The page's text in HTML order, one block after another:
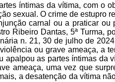
íntimas da vítima, com o
sexual. O crime de estupro
carnal ou a praticar ou
Ribeiro Dantas, 5ª Turma,
n. 21, 30 de julho de
ou grave ameaça, a
apalpou as partes íntimas da
ameaça, uma vez que
a desatenção da vítima